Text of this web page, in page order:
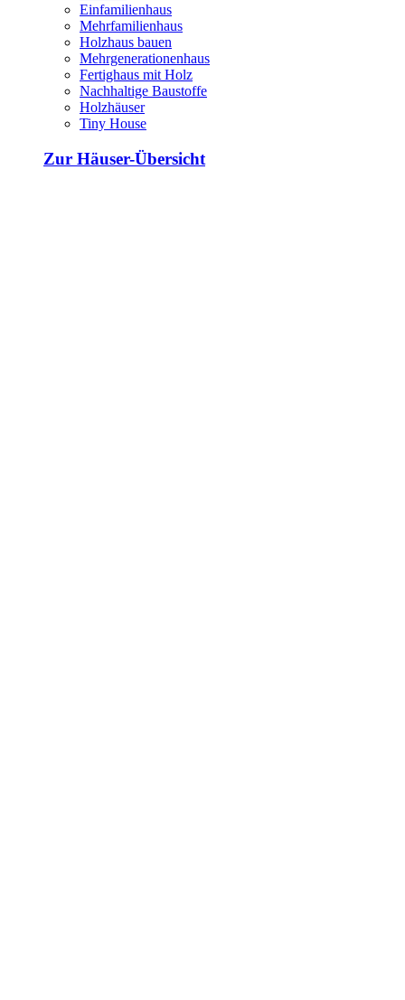
Einfamilienhaus
Mehrfamilienhaus
Holzhaus bauen
Mehrgenerationenhaus
Fertighaus mit Holz
Nachhaltige Baustoffe
Holzhäuser
Tiny House
Zur Häuser-Übersicht